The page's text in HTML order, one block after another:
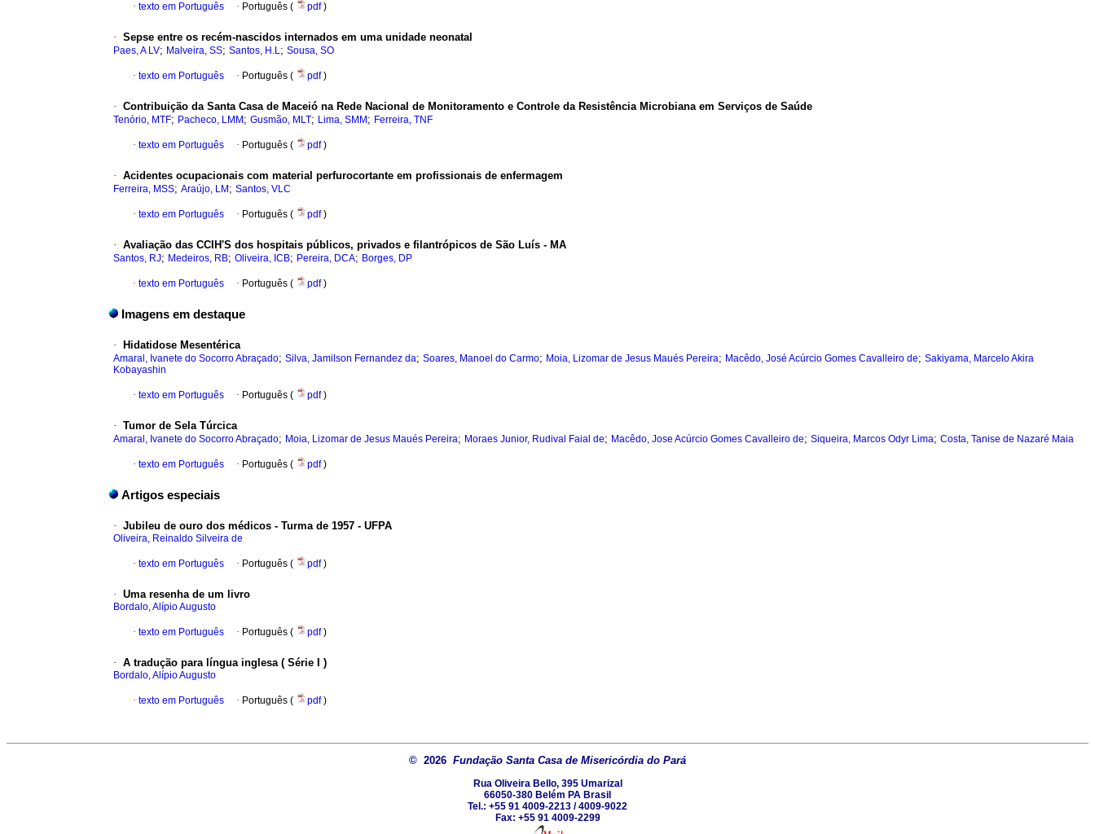
· texto em Português · Português ( pdf)
· Sepse entre os recém-nascidos internados em uma unidade neonatal
Paes, A LV; Malveira, SS; Santos, H.L; Sousa, SO
· texto em Português · Português ( pdf)
· Contribuição da Santa Casa de Maceió na Rede Nacional de Monitoramento e Controle da Resistência Microbiana em Serviços de Saúde
Tenório, MTF; Pacheco, LMM ; Gusmão, MLT; Lima, SMM ; Ferreira, TNF
· texto em Português · Português ( pdf)
· Acidentes ocupacionais com material perfurocortante em profissionais de enfermagem
Ferreira, MSS; Araújo, LM ; Santos, VLC
· texto em Português · Português ( pdf)
· Avaliação das CCIH'S dos hospitais públicos, privados e filantrópicos de São Luís - MA
Santos, RJ; Medeiros, RB; Oliveira, ICB; Pereira, DCA; Borges, DP
· texto em Português · Português ( pdf)
Imagens em destaque
· Hidatidose Mesentérica
Amaral, Ivanete do Socorro Abraçado; Silva, Jamilson Fernandez da; Soares, Manoel do Carmo; Moia, Lizomar de Jesus Maués Pereira; Macêdo, José Acúrcio Gomes Cavalleiro de; Sakiyama, Marcelo Akira
Kobayashin
· texto em Português · Português ( pdf)
· Tumor de Sela Túrcica
Amaral, Ivanete do Socorro Abraçado; Moia, Lizomar de Jesus Maués Pereira; Moraes Junior, Rudival Faial de; Macêdo, Jose Acúrcio Gomes Cavalleiro de; Siqueira, Marcos Odyr Lima; Costa, Tanise de Nazaré Maia
· texto em Português · Português ( pdf)
Artigos especiais
· Jubileu de ouro dos médicos - Turma de 1957 - UFPA
Oliveira, Reinaldo Silveira de
· texto em Português · Português ( pdf)
· Uma resenha de um livro
Bordalo, Alípio Augusto
· texto em Português · Português ( pdf)
· A tradução para língua inglesa ( Série I )
Bordalo, Alípio Augusto
· texto em Português · Português ( pdf)
© 2026 Fundação Santa Casa de Misericórdia do Pará
Rua Oliveira Bello, 395 Umarizal
66050-380 Belém PA Brasil
Tel.: +55 91 4009-2213 / 4009-9022
Fax: +55 91 4009-2299